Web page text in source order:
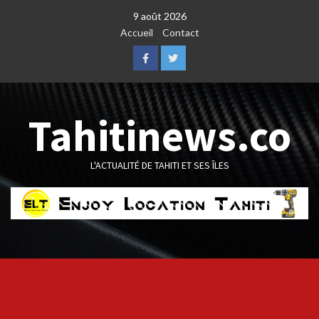
9 août 2026
Accueil
Contact
FacebookTwitter
Tahitinews.co
L'ACTUALITÉ DE TAHITI ET SES ÎLES